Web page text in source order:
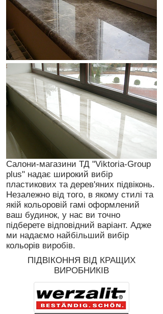
Салони-магазини ТД "Viktoria-Group
plus" надає широкий вибір
пластикових та дерев'яних підвіконь.
Незалежно від того, в якому стилі та
якій кольоровій гамі оформлений
ваш будинок, у нас ви точно
підберете відповідний варіант. Адже
ми надаємо найбільший вибір
кольорів виробів.
ПІДВІКОННЯ ВІД КРАЩИХ
ВИРОБНИКІВ